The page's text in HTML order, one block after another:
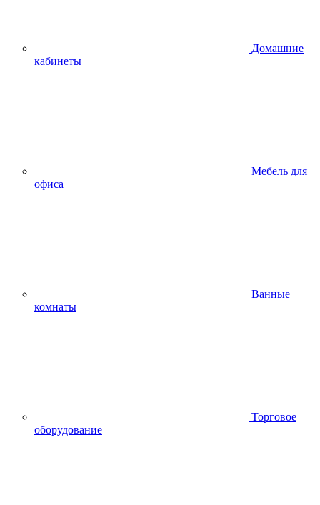
Домашние
кабинеты
Мебель для
офиса
Ванные
комнаты
Торговое
оборудование